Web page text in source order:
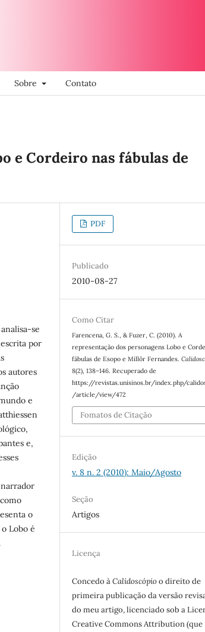
Sobre Contato
e Cordeiro nas fábulas de
se
por
autores
e
e,
o
Lobo é
PDF
Publicado
2010-08-27
Como Citar
Farencena, G. S., & Fuzer, C. (2010). A
representação dos personagens Lobo e
fábulas de Esopo e Millôr Fernandes.
8(2), 138–146. Recuperado de
https://revistas.unisinos.br/index.php/
/article/view/472
Fomatos de Citação
Edição
v. 8 n. 2 (2010): Maio/Agosto
Seção
Artigos
Licença
Concedo àCalidoscópioo direito de
primeira publicação da versão
do meu artigo, licenciado sob a
Creative Commons Attribution (que